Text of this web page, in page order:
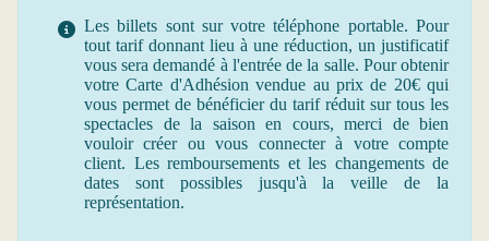
Les billets sont sur votre téléphone portable. Pour
tout tarif donnant lieu à une réduction, un justificatif
vous sera demandé à l'entrée de la salle. Pour obtenir
votre Carte d'Adhésion vendue au prix de 20€ qui
vous permet de bénéficier du tarif réduit sur tous les
spectacles de la saison en cours, merci de bien
vouloir créer ou vous connecter à votre compte
client. Les remboursements et les changements de
dates sont possibles jusqu'à la veille de la
représentation.